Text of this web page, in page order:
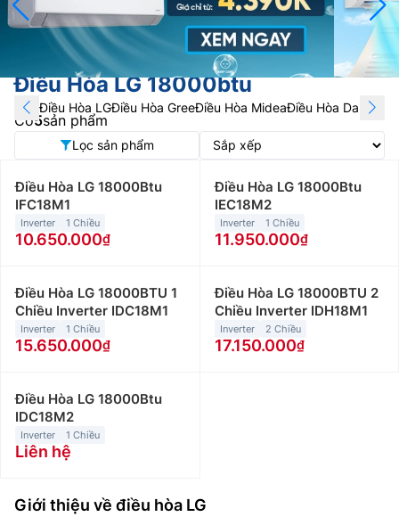
Điều Hòa LG 18000btu
Điều Hòa LGĐiều Hòa GreeĐiều Hòa MideaĐiều Hòa Daikin
Có5sản phẩm
Lọc sản phẩm
Điều Hòa LG 18000Btu
IFC18M1
Inverter 1 Chiều
10.650.000
Điều Hòa LG 18000Btu
IEC18M2
Inverter 1 Chiều
11.950.000
Điều Hòa LG 18000BTU 1
Chiều Inverter IDC18M1
Inverter 1 Chiều
15.650.000
Điều Hòa LG 18000BTU 2
Chiều Inverter IDH18M1
Inverter 2 Chiều
17.150.000
Điều Hòa LG 18000Btu
IDC18M2
Inverter 1 Chiều
Liên hệ
Giới thiệu về điều hòa LG